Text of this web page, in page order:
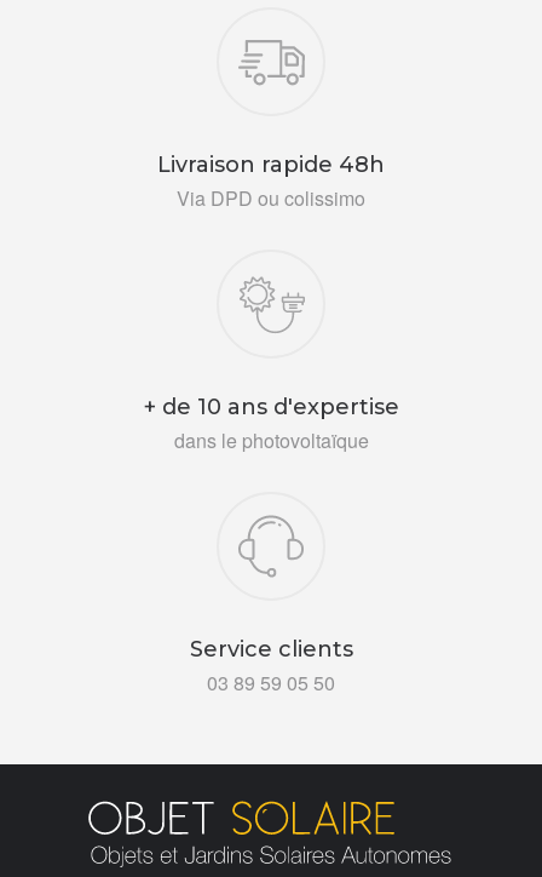
Livraison rapide 48h
Via DPD ou colissimo
+ de 10 ans d'expertise
dans le photovoltaïque
Service clients
03 89 59 05 50